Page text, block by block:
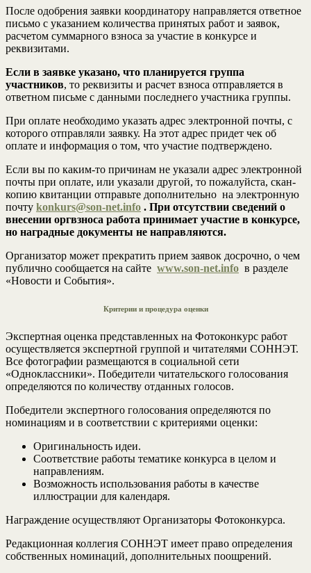
После одобрения заявки координатору направляется ответное
письмо с указанием количества принятых работ и заявок,
расчетом суммарного взноса за участие в конкурсе и
реквизитами.
Если в заявке указано, что планируется группа
участников, то реквизиты и расчет взноса отправляется в
ответном письме с данными последнего участника группы.
При оплате необходимо указать адрес электронной почты, с
которого отправляли заявку. На этот адрес придет чек об
оплате и информация о том, что участие подтверждено.
Если вы по каким-то причинам не указали адрес электронной
почты при оплате, или указали другой, то пожалуйста, скан-
копию квитанции отправьте дополнительно на электронную
почту konkurs@son-net.info . При отсутствии сведений о
внесении оргвзноса работа принимает участие в конкурсе,
но наградные документы не направляются.
Организатор может прекратить прием заявок досрочно, о чем
публично сообщается на сайте www.son-net.info в разделе
«Новости и События».
Критерии и процедура оценки
Экспертная оценка представленных на Фотоконкурс работ
осуществляется экспертной группой и читателями СОННЭТ.
Все фотографии размещаются в социальной сети
«Одноклассники». Победители читательского голосования
определяются по количеству отданных голосов.
Победители экспертного голосования определяются по
номинациям и в соответствии с критериями оценки:
Оригинальность идеи.
Соответствие работы тематике конкурса в целом и
направлениям.
Возможность использования работы в качестве
иллюстрации для календаря.
Награждение осуществляют Организаторы Фотоконкурса.
Редакционная коллегия СОННЭТ имеет право определения
собственных номинаций, дополнительных поощрений.